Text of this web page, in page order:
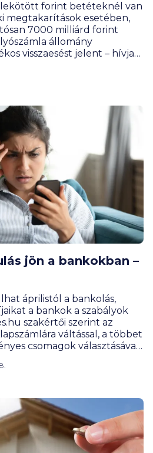
lekötött forint betéteknél van
megtakarítások esetében,
7000 milliárd forint
állomány
visszaesést jelent – hívja
devizabetét állomány
jön a bankokban –
áprilistól a bankolás,
a bankok a szabályok
szakértői szerint az
váltással, a többet
csomagok választásával
forinttal csökkenthetik a